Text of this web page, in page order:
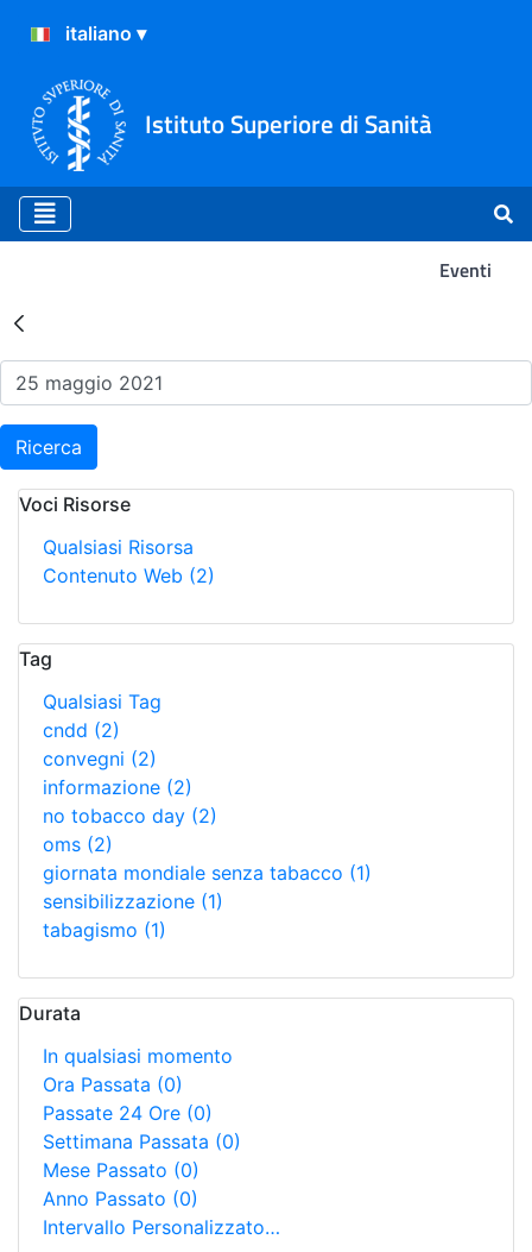
Istituto Superiore di Sanità
Eventi
Risultati della Ricerca -
Ricerca
Voci Risorse
Qualsiasi Risorsa
Contenuto Web (2)
Tag
Qualsiasi Tag
cndd (2)
convegni (2)
informazione (2)
no tobacco day (2)
oms (2)
giornata mondiale senza tabacco (1)
sensibilizzazione (1)
tabagismo (1)
Durata
In qualsiasi momento
Ora Passata (0)
Passate 24 Ore (0)
Settimana Passata (0)
Mese Passato (0)
Anno Passato (0)
Intervallo Personalizzato…